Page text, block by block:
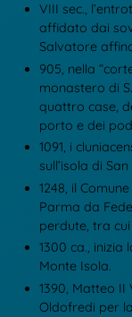
VIII sec.,
affidato dai
Salvatore
905, nella
monastero di
quattro case,
porto e dei
1091, i
sull’isola di
1248, il
Parma da
perdute, tra
1300 ca., inizia
Monte Isola.
1390, Matteo II
Oldofredi per